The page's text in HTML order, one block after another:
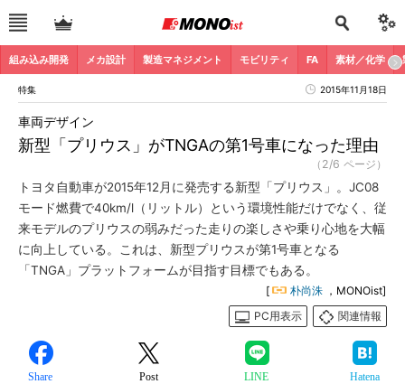
組み込み開発 メカ設計 製造マネジメント モビリティ FA 素材／化学
特集 2015年11月18日
新型「プリウス」がTNGAの第1号車になった理由
車両デザイン
（2/6 ページ）
トヨタ自動車が2015年12月に発売する新型「プリウス」。JC08
モード燃費で40km/l（リットル）という環境性能だけでなく、従
来モデルのプリウスの弱みだった走りの楽しさや乗り心地を大幅
に向上している。これは、新型プリウスが第1号車となる
「TNGA」プラットフォームが目指す目標でもある。
[ 朴尚洙 ，MONOist]
PC用表示
関連情報
Share Post LINE Hatena